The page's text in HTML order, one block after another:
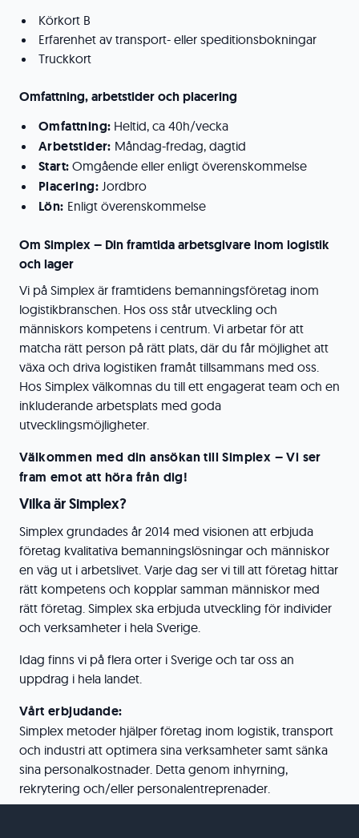
Körkort B
Erfarenhet av transport- eller speditionsbokningar
Truckkort
Omfattning, arbetstider och placering
Omfattning: Heltid, ca 40h/vecka
Arbetstider: Måndag-fredag, dagtid
Start: Omgående eller enligt överenskommelse
Placering: Jordbro
Lön: Enligt överenskommelse
Om Simplex – Din framtida arbetsgivare inom logistik
och lager
Vi på Simplex är framtidens bemanningsföretag inom
logistikbranschen. Hos oss står utveckling och
människors kompetens i centrum. Vi arbetar för att
matcha rätt person på rätt plats, där du får möjlighet att
växa och driva logistiken framåt tillsammans med oss.
Hos Simplex välkomnas du till ett engagerat team och en
inkluderande arbetsplats med goda
utvecklingsmöjligheter.
Välkommen med din ansökan till Simplex – Vi ser
fram emot att höra från dig!
Vilka är Simplex?
Simplex grundades år 2014 med visionen att erbjuda
företag kvalitativa bemanningslösningar och människor
en väg ut i arbetslivet. Varje dag ser vi till att företag hittar
rätt kompetens och kopplar samman människor med
rätt företag. Simplex ska erbjuda utveckling för individer
och verksamheter i hela Sverige.
Idag finns vi på flera orter i Sverige och tar oss an
uppdrag i hela landet.
Vårt erbjudande:
Simplex metoder hjälper företag inom logistik, transport
och industri att optimera sina verksamheter samt sänka
sina personalkostnader. Detta genom inhyrning,
rekrytering och/eller personalentreprenader.